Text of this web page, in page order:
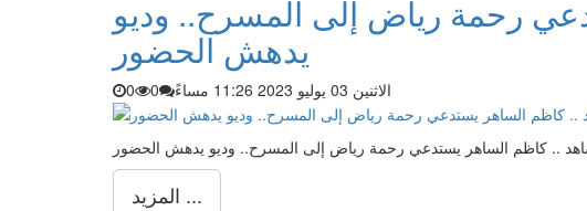
رحمة رياض إلى المسرح.. وديو
يدهش الحضور
الاثنين 03 يوليو 2023 11:26 مساءً 0
0
.. كاظم الساهر يستدعي رحمة رياض إلى المسرح.. وديو يدهش الحضور
المزيد ...